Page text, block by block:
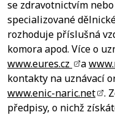
se zdravotnictvím
specializované
rozhoduje příslušná
komora apod. Více o
www.eures.cz
a
kontakty na uznávací
www.enic-naric.net
.
předpisy, o nichž